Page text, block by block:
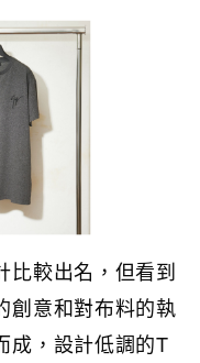
比較出名，但看到
創意和對布料的執
成，設計低調的T